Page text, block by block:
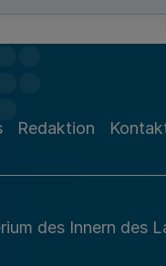
Redaktion
des Innern des